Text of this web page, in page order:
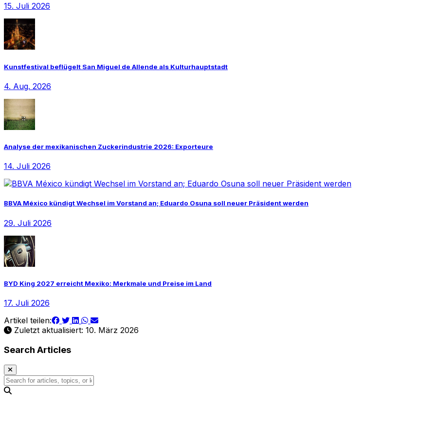
15. Juli 2026
Kunstfestival beflügelt San Miguel de Allende als Kulturhauptstadt
4. Aug. 2026
Analyse der mexikanischen Zuckerindustrie 2026: Exporteure
14. Juli 2026
BBVA México kündigt Wechsel im Vorstand an; Eduardo Osuna soll neuer Präsident werden
29. Juli 2026
BYD King 2027 erreicht Mexiko: Merkmale und Preise im Land
17. Juli 2026
Artikel teilen:
Zuletzt aktualisiert: 10. März 2026
Search Articles